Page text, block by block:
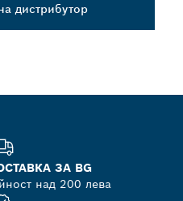
дистрибутор
ЗА BG
над 200 лева